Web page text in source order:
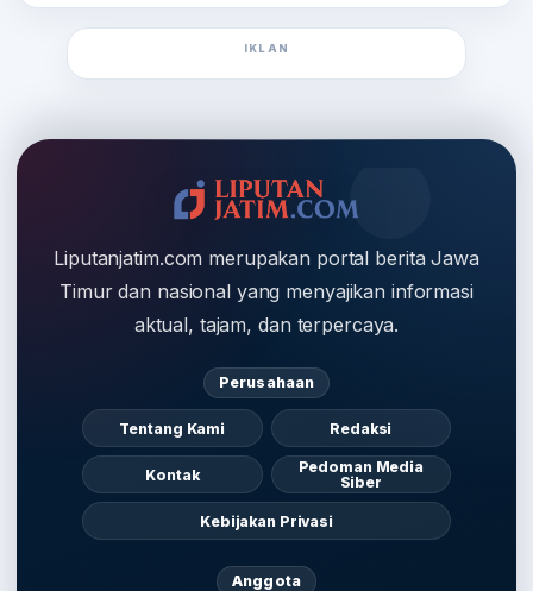
IKLAN
Liputanjatim.com merupakan portal berita Jawa
Timur dan nasional yang menyajikan informasi
aktual, tajam, dan terpercaya.
Perusahaan
Tentang Kami Redaksi
Kontak
Pedoman Media
Siber
Kebijakan Privasi
Anggota